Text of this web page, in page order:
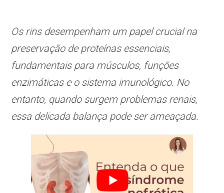
Os rins desempenham um papel crucial na
preservação de proteínas essenciais,
fundamentais para músculos, funções
enzimáticas e o sistema imunológico. No
entanto, quando surgem problemas renais,
essa delicada balança pode ser ameaçada.